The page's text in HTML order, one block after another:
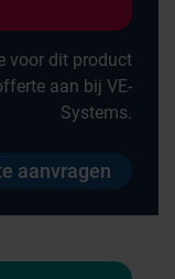
voor dit product
aan bij VE-
Systems.
aanvragen